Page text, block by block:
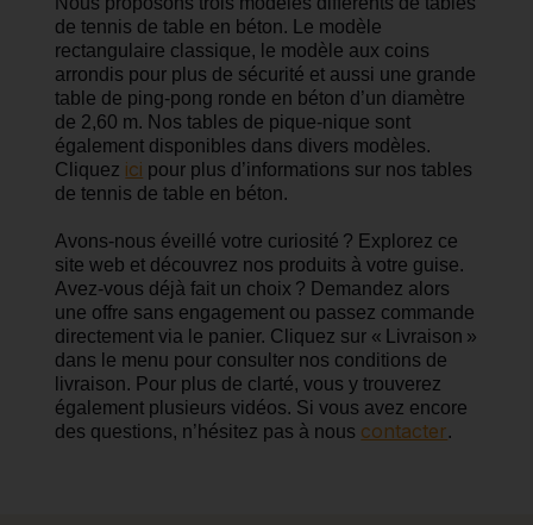
de tennis de table en béton. Le modèle
rectangulaire classique, le modèle aux coins
arrondis pour plus de sécurité et aussi une grande
table de ping-pong ronde en béton d’un diamètre
de 2,60 m. Nos tables de pique-nique sont
également disponibles dans divers modèles.
Cliquez ici pour plus d’informations sur nos tables
de tennis de table en béton.
Avons-nous éveillé votre curiosité ? Explorez ce
site web et découvrez nos produits à votre guise.
Avez-vous déjà fait un choix ? Demandez alors
une offre sans engagement ou passez commande
directement via le panier. Cliquez sur « Livraison »
dans le menu pour consulter nos conditions de
livraison. Pour plus de clarté, vous y trouverez
également plusieurs vidéos. Si vous avez encore
des questions, n’hésitez pas à nous contacter.